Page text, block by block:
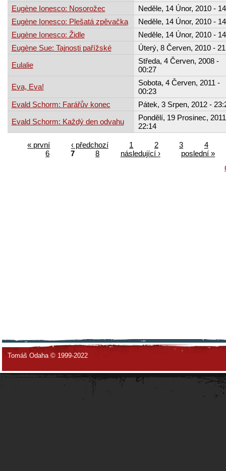
Eugène Ionesco: Nosorožec
Neděle, 14 Únor, 2010 -
Eugène Ionesco: Plešatá zpěvačka
Neděle, 14 Únor, 2010 -
Eugène Ionesco: Židle
Neděle, 14 Únor, 2010 -
Eugène Sue: Tajnosti pařížské
Úterý, 8 Červen, 2010 -
Eulalie
Středa, 4 Červen, 2008 -
00:27
Eva, Eva!
Sobota, 4 Červen, 2011 -
00:23
Evald Schorm: Farářův konec
Pátek, 3 Srpen, 2012 -
Evald Schorm: Každý den odvahu
Pondělí, 19 Prosinec,
22:14
« první ‹ předchozí 1 2 3
4
6
7 8 následující ›
poslední »
Tomáš Odaha © 1999-2022